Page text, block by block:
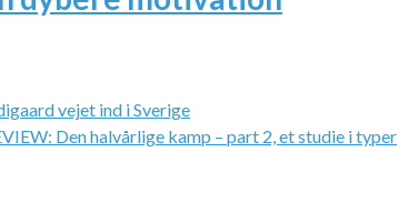
vejet ind i Sverige
Den halvårlige kamp – part 2, et studie i typer